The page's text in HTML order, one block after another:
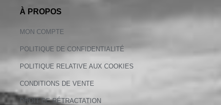
À PROPOS
MON COMPTE
POLITIQUE DE CONFIDENTIALITÉ
POLITIQUE RELATIVE AUX COOKIES
CONDITIONS DE VENTE
DROIT DE RÉTRACTATION